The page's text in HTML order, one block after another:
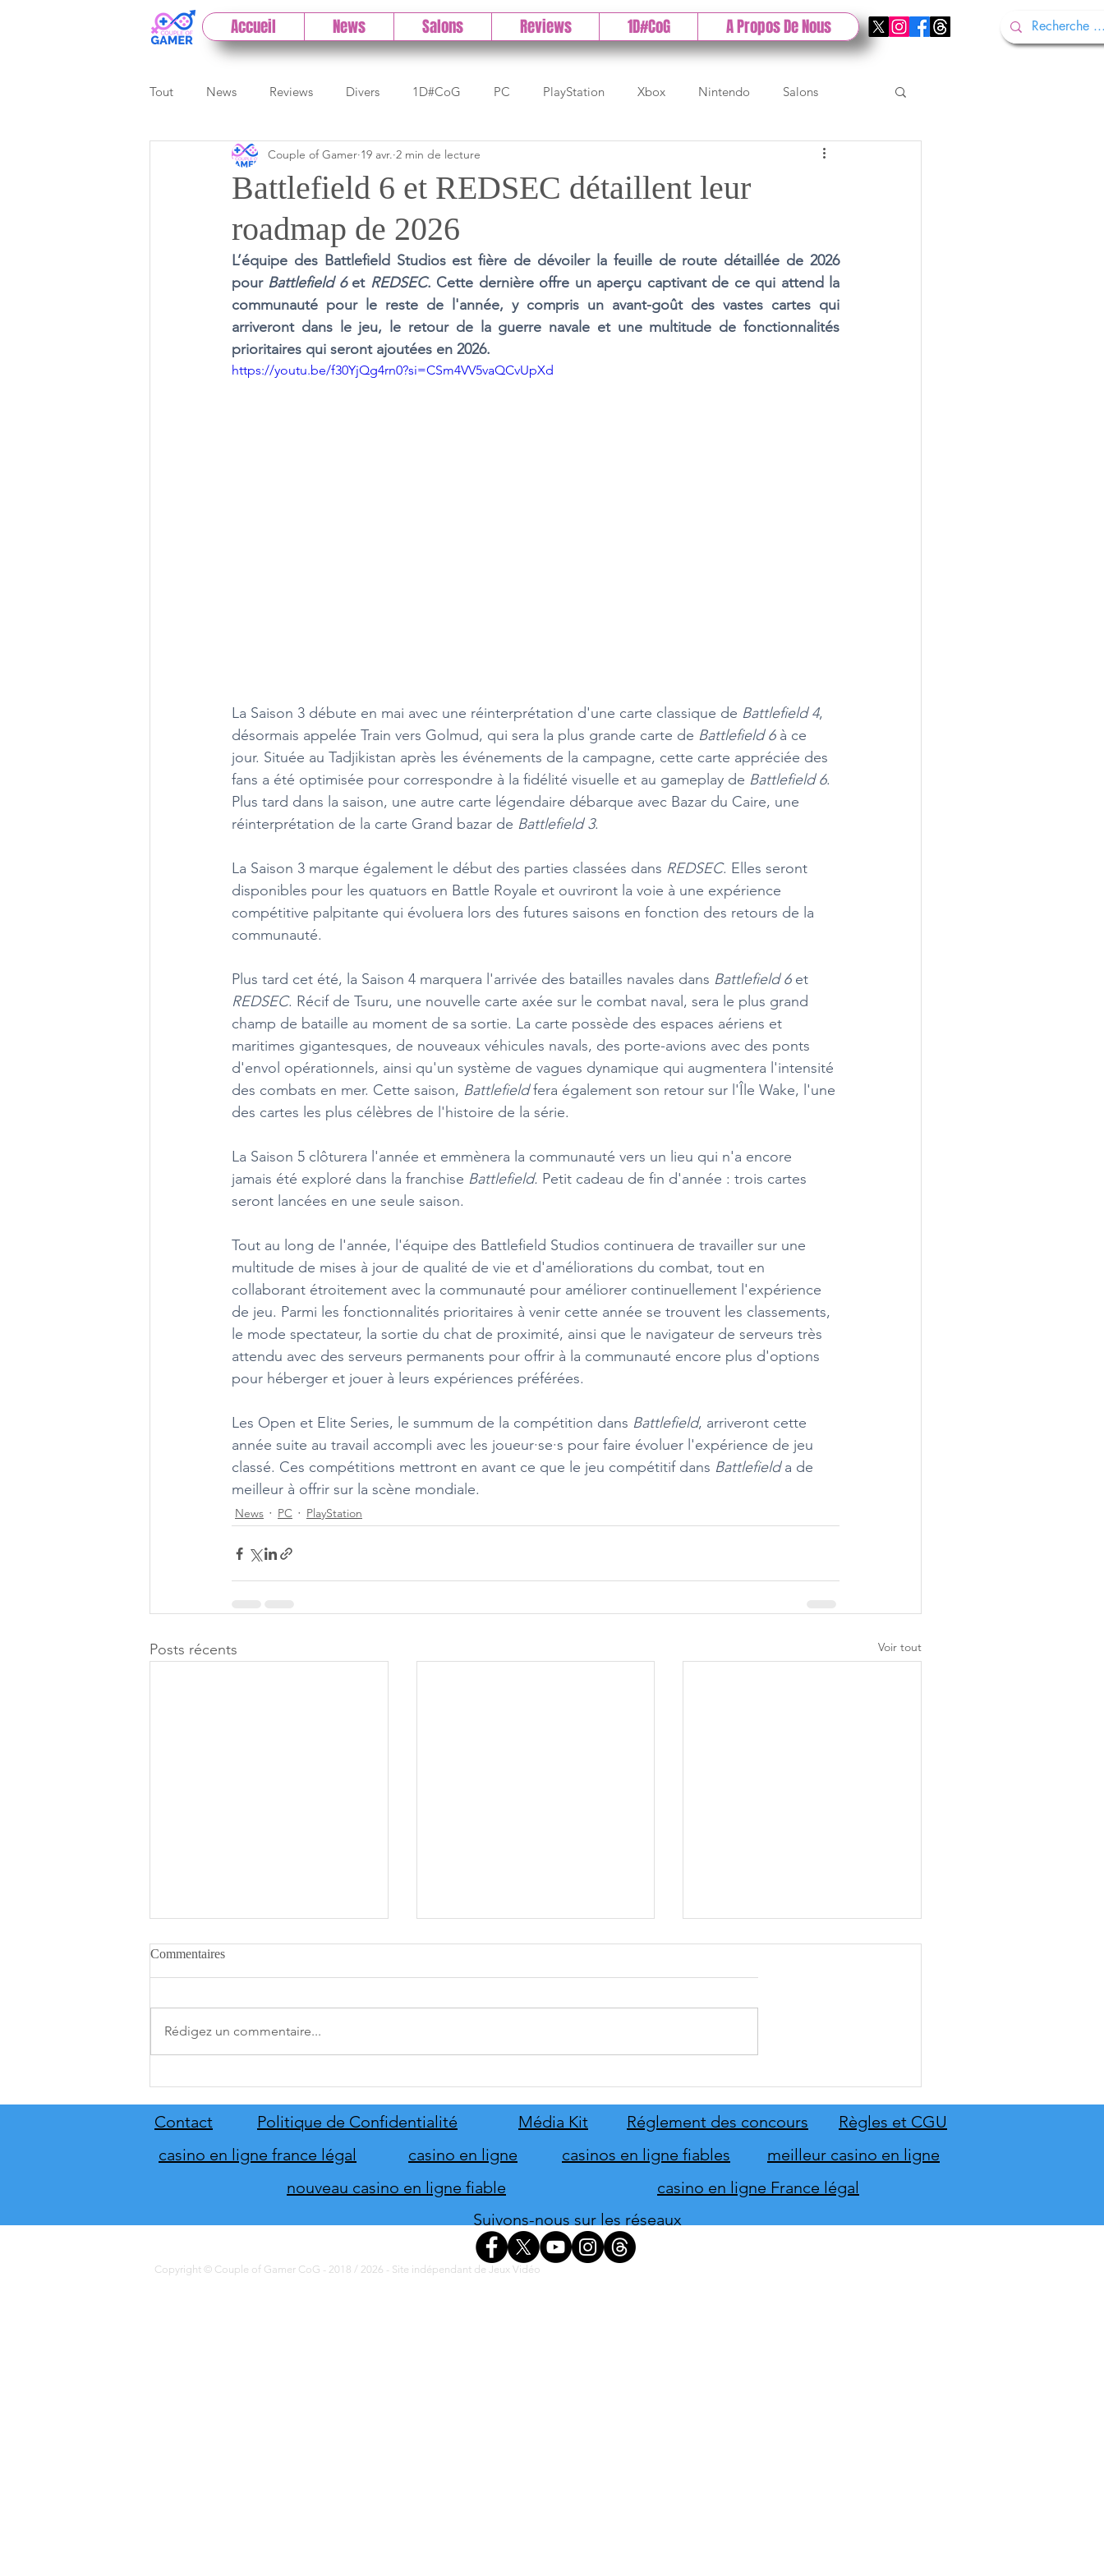
Accueil News Salons Reviews 1D#CoG A Propos De Nous
Tout News Reviews Divers 1D#CoG PC PlayStation Xbox Nintendo Salons
Previews Cloud Test indé Gamescom
Paris Games Week Early Access
Actu 1DCoG Test Stadia The Game Awards Balan
Battlefield 6 et REDSEC détaillent leur
roadmap de 2026
Couple of Gamer 19 avr. 2 min de lecture
L’équipe des Battlefield Studios est fière de dévoiler la feuille de route détaillée de 2026
pour Battlefield 6 et REDSEC. Cette dernière offre un aperçu captivant de ce qui attend la
communauté pour le reste de l'année, y compris un avant-goût des vastes cartes qui
arriveront dans le jeu, le retour de la guerre navale et une multitude de fonctionnalités
prioritaires qui seront ajoutées en 2026.
https://youtu.be/f30YjQg4rn0?si=CSm4VV5vaQCvUpXd
La Saison 3 débute en mai avec une réinterprétation d'une carte classique de Battlefield 4,
désormais appelée Train vers Golmud, qui sera la plus grande carte de Battlefield 6 à ce
jour. Située au Tadjikistan après les événements de la campagne, cette carte appréciée des
fans a été optimisée pour correspondre à la fidélité visuelle et au gameplay de Battlefield 6.
Plus tard dans la saison, une autre carte légendaire débarque avec Bazar du Caire, une
réinterprétation de la carte Grand bazar de Battlefield 3.
La Saison 3 marque également le début des parties classées dans REDSEC. Elles seront
disponibles pour les quatuors en Battle Royale et ouvriront la voie à une expérience
compétitive palpitante qui évoluera lors des futures saisons en fonction des retours de la
communauté.
Plus tard cet été, la Saison 4 marquera l'arrivée des batailles navales dans Battlefield 6 et
REDSEC. Récif de Tsuru, une nouvelle carte axée sur le combat naval, sera le plus grand
champ de bataille au moment de sa sortie. La carte possède des espaces aériens et
maritimes gigantesques, de nouveaux véhicules navals, des porte-avions avec des ponts
d'envol opérationnels, ainsi qu'un système de vagues dynamique qui augmentera l'intensité
des combats en mer. Cette saison, Battlefield fera également son retour sur l'Île Wake, l'une
des cartes les plus célèbres de l'histoire de la série.
La Saison 5 clôturera l'année et emmènera la communauté vers un lieu qui n'a encore
jamais été exploré dans la franchise Battlefield. Petit cadeau de fin d'année : trois cartes
seront lancées en une seule saison.
Tout au long de l'année, l'équipe des Battlefield Studios continuera de travailler sur une
multitude de mises à jour de qualité de vie et d'améliorations du combat, tout en
collaborant étroitement avec la communauté pour améliorer continuellement l'expérience
de jeu. Parmi les fonctionnalités prioritaires à venir cette année se trouvent les classements,
le mode spectateur, la sortie du chat de proximité, ainsi que le navigateur de serveurs très
attendu avec des serveurs permanents pour offrir à la communauté encore plus d'options
pour héberger et jouer à leurs expériences préférées.
Les Open et Elite Series, le summum de la compétition dans Battlefield, arriveront cette
année suite au travail accompli avec les joueur·se·s pour faire évoluer l'expérience de jeu
classé. Ces compétitions mettront en avant ce que le jeu compétitif dans Battlefield a de
meilleur à offrir sur la scène mondiale.
News PC PlayStation
Posts récents Voir tout
de son extension Homme
d'honneur
Commentaires
Rédigez un commentaire...
Contact Politique de Confidentialité Média Kit Règles et CGU
Réglement des concours
casino en ligne france légal
meilleur casino en ligne
casino en ligne
casinos en ligne fiables
nouveau casino en ligne fiable
casino en ligne France légal
Suivons-nous sur les réseaux
Copyright © Couple of Gamer CoG - 2018 / 2026 - Site indépendant de Jeux Vidéo